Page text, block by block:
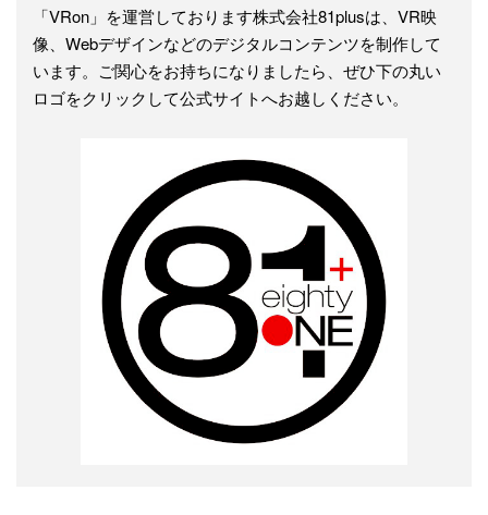
「VRon」を運営しております株式会社81plusは、VR映
像、Webデザインなどのデジタルコンテンツを制作して
います。ご関心をお持ちになりましたら、ぜひ下の丸い
ロゴをクリックして公式サイトへお越しください。